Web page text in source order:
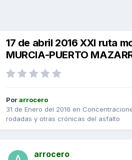
17 de abril 2016 XXI ruta
MURCIA-PUERTO
Porarrocero
31 de Enero del 2016 en
rodadas y otras crónicas del asfalto
arrocero